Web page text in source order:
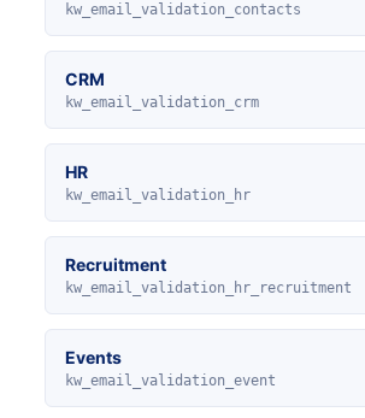
kw_email_validation_contacts
CRM
kw_email_validation_crm
HR
kw_email_validation_hr
Recruitment
kw_email_validation_hr_recruitment
Events
kw_email_validation_event